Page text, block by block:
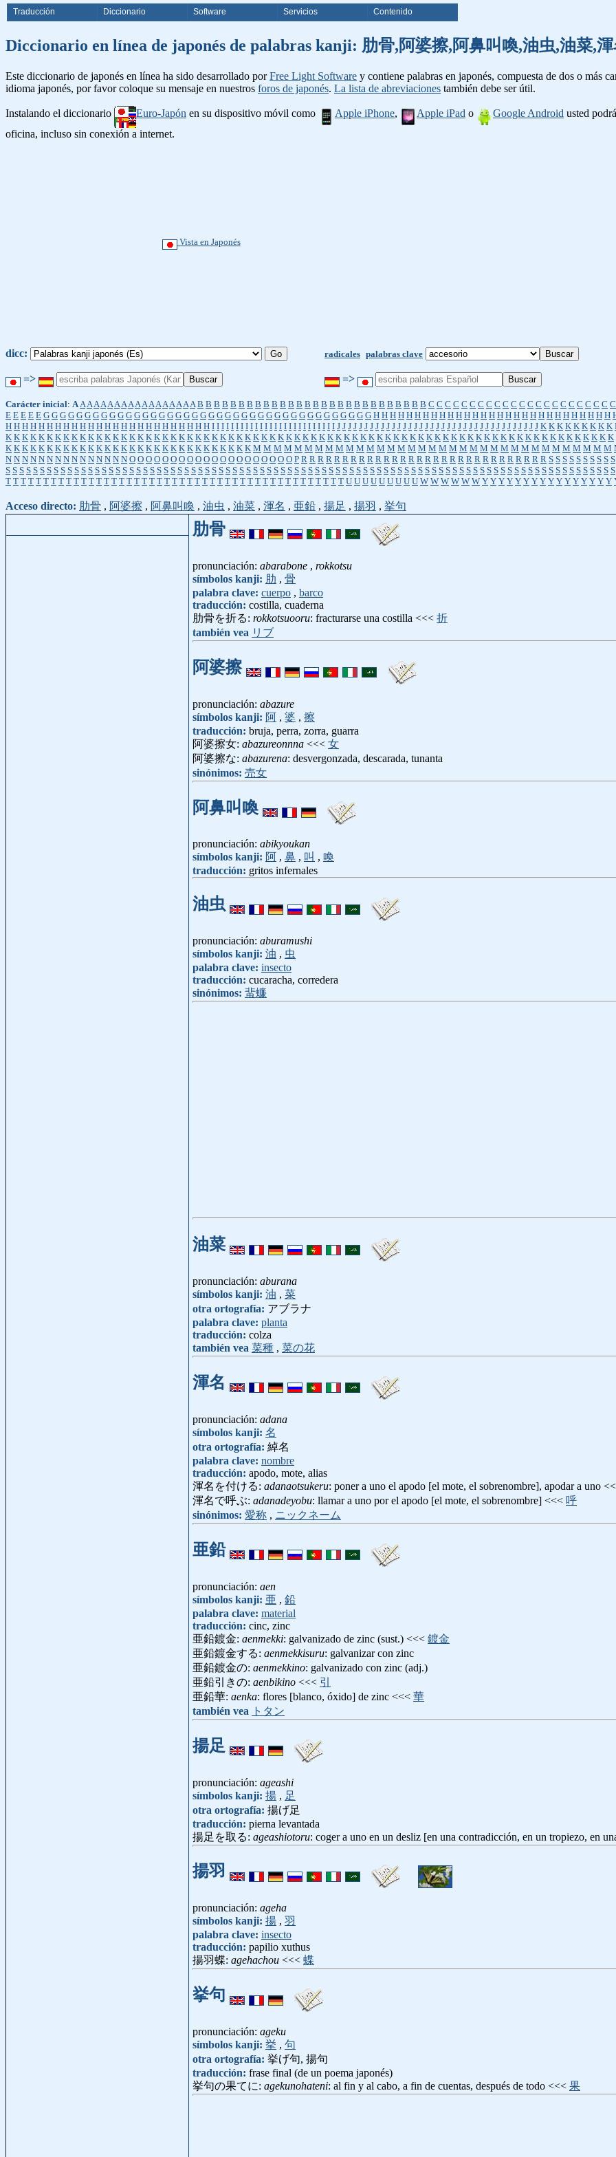
Traducción Diccionario Software Servicios Contenido
Diccionario en línea de japonés de palabras kanji: 肋骨,阿婆擦,阿鼻叫喚,油虫,油菜,
Este diccionario de japonés en línea ha sido desarrollado porFree Light Software y contiene palabras en japonés, compuesta de dos o más
idioma japonés, por favor coloque su mensaje en nuestros foros de japonés. La lista de abreviaciones también debe ser útil.
Instalando el diccionario Euro-Japón en su dispositivo móvil como Apple iPhone, Apple iPad o Google Android usted
oficina, incluso sin conexión a internet.
Vista en Japonés
dicc: radicales palabras clave
=> =>
Carácter inicial: A A A A A A A A A A A A A A A A A A B B B B B B B B B B B B B B B B B B B B B B B B B B B B C C C C C C C C C C C C C C C C C C C C C C C
E E E E E G G G G G G G G G G G G G G G G G G G G G G G G G G G G G G G G G G G G G G G G H H H H H H H H H H H H H H H H H H H H H H H H H H H H H
H H H H H H H H H H H H H H H H H H H H H H H H H I I I I I I I I I I I I I I I I I I I I I I I I I I J J J J J J J J J J J J J J J J J J J J J J J J J J J J J J J J J J J J J K K K K K K K K K
K K K K K K K K K K K K K K K K K K K K K K K K K K K K K K K K K K K K K K K K K K K K K K K K K K K K K K K K K K K K K K K K K K K K K K K K K K
K K K K K K K K K K K K K K K K K K K K K K K K K K K K K K M M M M M M M M M M M M M M M M M M M M M M M M M M M M M M M M M M M
N N N N N N N N N N N N N N N O O O O O O O O O O O O O O O O O O O O P R R R R R R R R R R R R R R R R R R R R R R R R R R R R R R S S S S S S S S S S
S S S S S S S S S S S S S S S S S S S S S S S S S S S S S S S S S S S S S S S S S S S S S S S S S S S S S S S S S S S S S S S S S S S S S S S S S S S S S S S S S S S S S S S S S
T T T T T T T T T T T T T T T T T T T T T T T T T T T T T T T T T T T T T T T T T T T T T U U U U U U U U U W W W W W W Y Y Y Y Y Y Y Y Y Y Y Y Y Y Y Y
Acceso directo: 肋骨 , 阿婆擦 , 阿鼻叫喚 , 油虫 , 油菜 , 渾名 , 亜鉛 , 揚足 , 揚羽 , 挙句
肋骨
pronunciación: abarabone , rokkotsu
símbolos kanji: 肋 , 骨
palabra clave: cuerpo , barco
traducción: costilla, cuaderna
肋骨を折る: rokkotsuooru: fracturarse una costilla <<< 折
también vea リブ
阿婆擦
pronunciación: abazure
símbolos kanji: 阿 , 婆 , 擦
traducción: bruja, perra, zorra, guarra
阿婆擦女: abazureonnna <<< 女
阿婆擦な: abazurena: desvergonzada, descarada, tunanta
sinónimos: 売女
阿鼻叫喚
pronunciación: abikyoukan
símbolos kanji: 阿 , 鼻 , 叫 , 喚
traducción: gritos infernales
油虫
pronunciación: aburamushi
símbolos kanji: 油 , 虫
palabra clave: insecto
traducción: cucaracha, corredera
sinónimos: 蜚蠊
油菜
pronunciación: aburana
símbolos kanji: 油 , 菜
otra ortografía: アブラナ
palabra clave: planta
traducción: colza
también vea 菜種 , 菜の花
渾名
pronunciación: adana
símbolos kanji: 名
otra ortografía: 綽名
palabra clave: nombre
traducción: apodo, mote, alias
渾名を付ける: adanaotsukeru: poner a uno el apodo [el mote, el sobrenombre], apodar a uno
渾名で呼ぶ: adanadeyobu: llamar a uno por el apodo [el mote, el sobrenombre] <<< 呼
sinónimos: 愛称 , ニックネーム
亜鉛
pronunciación: aen
símbolos kanji: 亜 , 鉛
palabra clave: material
traducción: cinc, zinc
亜鉛鍍金: aenmekki: galvanizado de zinc (sust.) <<< 鍍金
亜鉛鍍金する: aenmekkisuru: galvanizar con zinc
亜鉛鍍金の: aenmekkino: galvanizado con zinc (adj.)
亜鉛引きの: aenbikino <<< 引
亜鉛華: aenka: flores [blanco, óxido] de zinc <<< 華
también vea
トタン
揚足
pronunciación: ageashi
símbolos kanji: 揚 , 足
otra ortografía: 揚げ足
traducción: pierna levantada
揚足を取る: ageashiotoru: coger a uno en un desliz [en una contradicción, en un tropiezo, en
揚羽
pronunciación: ageha
símbolos kanji: 揚 , 羽
palabra clave: insecto
traducción: papilio xuthus
揚羽蝶: agehachou <<< 蝶
挙句
pronunciación: ageku
símbolos kanji: 挙 , 句
otra ortografía: 挙げ句, 揚句
traducción: frase final (de un poema japonés)
挙句の果てに: agekunohateni: al fin y al cabo, a fin de cuentas, después de todo <<< 果